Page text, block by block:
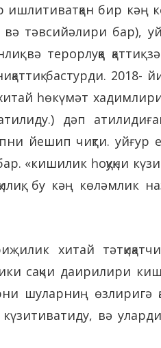
ишлитиватқан бир
вә тәвсийәлири бар),
вә терорлуққа
бастурди.
һөкүмәт
дәп
йешип чиқти.
«кишилик һоқуқни
бу кәң көләмлик
хитай
сақчи даирилири
шуларниң
вә